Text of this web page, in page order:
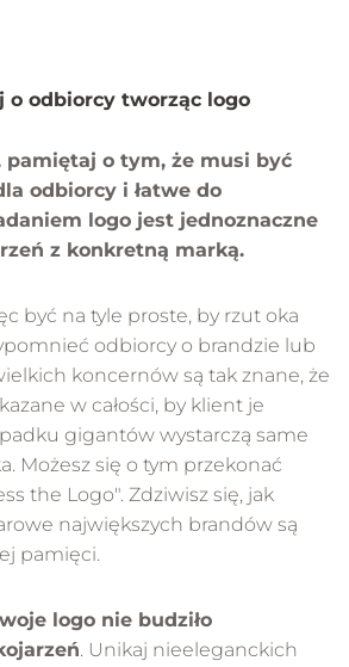
o odbiorcy tworząc logo
pamiętaj o tym, że musi być
odbiorcy i łatwe do
logo jest jednoznaczne
z konkretną marką.
być na tyle proste, by rzut oka
odbiorcy o brandzie lub
koncernów są tak znane, że
w całości, by klient je
gigantów wystarczą same
Możesz się o tym przekonać
the Logo". Zdziwisz się, jak
największych brandów są
pamięci.
logo nie budziło
. Unikaj nieeleganckich